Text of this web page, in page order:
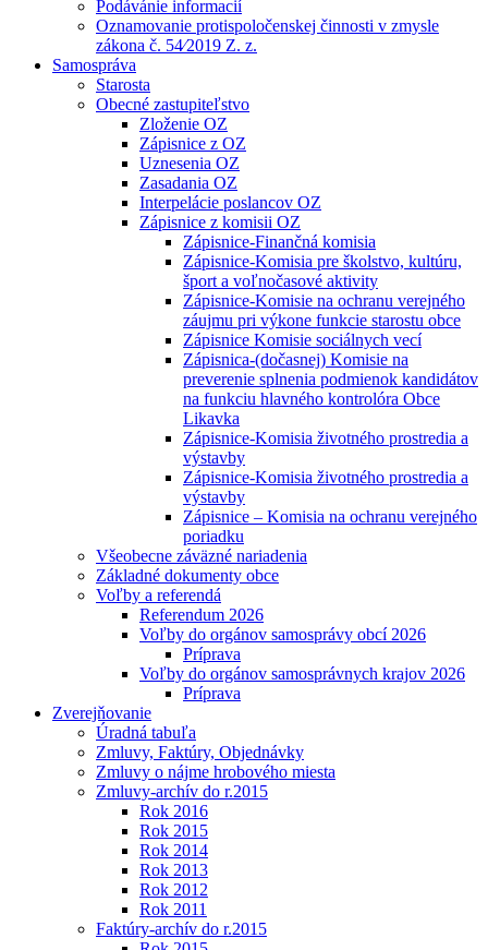
Podávánie informacií
Oznamovanie protispoločenskej činnosti v zmysle
zákona č. 54⁄2019 Z. z.
Samospráva
Starosta
Obecné zastupiteľstvo
Zloženie OZ
Zápisnice z OZ
Uznesenia OZ
Zasadania OZ
Interpelácie poslancov OZ
Zápisnice z komisii OZ
Zápisnice-Finančná komisia
Zápisnice-Komisia pre školstvo, kultúru,
šport a voľnočasové aktivity
Zápisnice-Komisie na ochranu verejného
záujmu pri výkone funkcie starostu obce
Zápisnice Komisie sociálnych vecí
Zápisnica-(dočasnej) Komisie na
preverenie splnenia podmienok kandidátov
na funkciu hlavného kontrolóra Obce
Likavka
Zápisnice-Komisia životného prostredia a
výstavby
Zápisnice-Komisia životného prostredia a
výstavby
Zápisnice – Komisia na ochranu verejného
poriadku
Všeobecne záväzné nariadenia
Základné dokumenty obce
Voľby a referendá
Referendum 2026
Voľby do orgánov samosprávy obcí 2026
Príprava
Voľby do orgánov samosprávnych krajov 2026
Príprava
Zverejňovanie
Úradná tabuľa
Zmluvy, Faktúry, Objednávky
Zmluvy o nájme hrobového miesta
Zmluvy-archív do r.2015
Rok 2016
Rok 2015
Rok 2014
Rok 2013
Rok 2012
Rok 2011
Faktúry-archív do r.2015